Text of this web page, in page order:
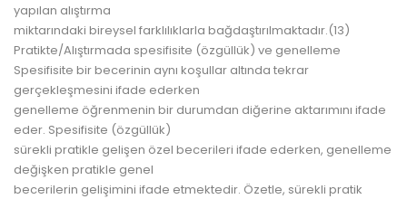
yapılan alıştırma
miktarındaki bireysel farklılıklarla bağdaştırılmaktadır.(13)
Pratikte/Alıştırmada spesifisite (özgüllük) ve genelleme
Spesifisite bir becerinin aynı koşullar altında tekrar
gerçekleşmesini ifade ederken
genelleme öğrenmenin bir durumdan diğerine aktarımını ifade
eder. Spesifisite (özgüllük)
sürekli pratikle gelişen özel becerileri ifade ederken, genelleme
değişken pratikle genel
becerilerin gelişimini ifade etmektedir. Özetle, sürekli pratik